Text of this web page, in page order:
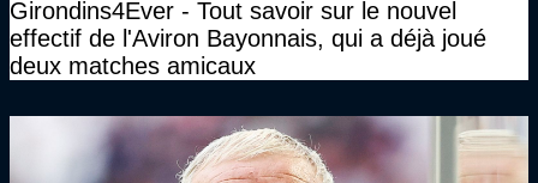
Girondins4Ever - Tout savoir sur le nouvel
effectif de l'Aviron Bayonnais, qui a déjà joué
deux matches amicaux